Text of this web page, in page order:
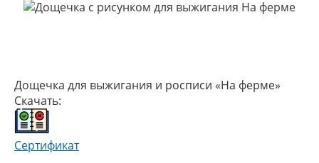
Дощечка для выжигания и росписи «На ферме»
Скачать:
Сертификат